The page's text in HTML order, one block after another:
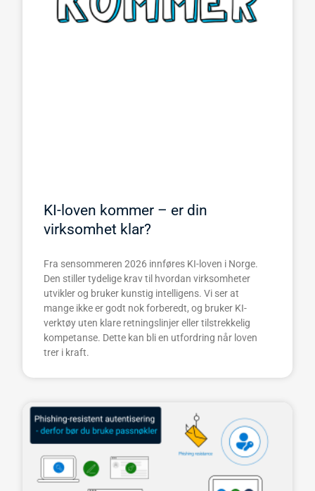
KI-loven kommer – er din
virksomhet klar?
Fra sensommeren 2026 innføres KI-loven i Norge.
Den stiller tydelige krav til hvordan virksomheter
utvikler og bruker kunstig intelligens. Vi ser at
mange ikke er godt nok forberedt, og bruker KI-
verktøy uten klare retningslinjer eller tilstrekkelig
kompetanse. Dette kan bli en utfordring når loven
trer i kraft.